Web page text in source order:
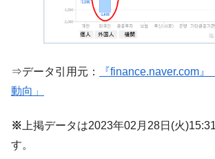
ャンペーン」⇒ あの名物教授も登場！
韓国「橋が落ちました」⇒
ぎ」では。
『Money1』
韓国鉄鋼最大手『POSCO
営業利益80.2％も減少
にぶん殴る法案」提出！⇒ クーパン問題は
⇒データ引用元：
『finance.naver.com
動向」
※ 上掲データは2023年02月28日(火
す。